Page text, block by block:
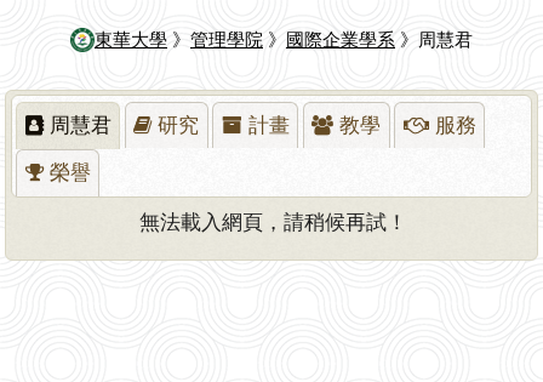
東華大學 》 管理學院 》 國際企業學系 》周慧君
周慧君 研究 計畫 教學 服務
榮譽
無法載入網頁，請稍候再試！